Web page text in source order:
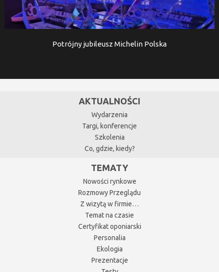
Potrójny jubileusz Michelin Polska
AKTUALNOŚCI
Wydarzenia
Targi, konferencje
Szkolenia
Co, gdzie, kiedy?
TEMATY
Nowości rynkowe
Rozmowy Przeglądu
Z wizytą w firmie…
Temat na czasie
Certyfikat oponiarski
Personalia
Ekologia
Prezentacje